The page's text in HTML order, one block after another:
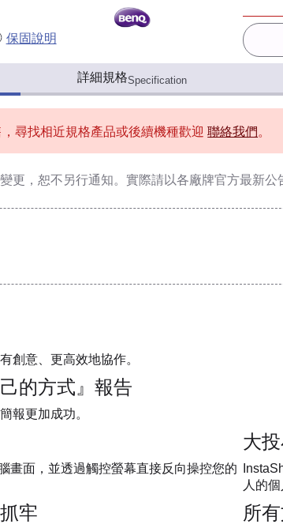
保固說明
詳細規格Specification
尋找相近規格產品或後續機種歡迎聯絡我們 。
更，恕不另行通知。實際請以各廠牌官方最新公
創意、更高效地協作。
的方式』報告
報更加成功。
畫面，並透過觸控螢幕直接反向操控您的
大
人的
牢 所